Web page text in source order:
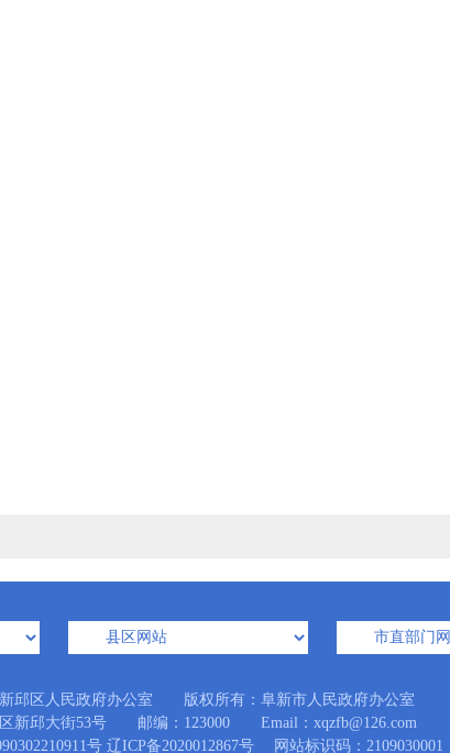
新邱区人民政府办公室 版权所有：阜新市人民政府办公室
区新邱大街53号 邮编：123000 Email：xqzfb@126.com
号 辽ICP备2020012867号 网站标识码：2109030001